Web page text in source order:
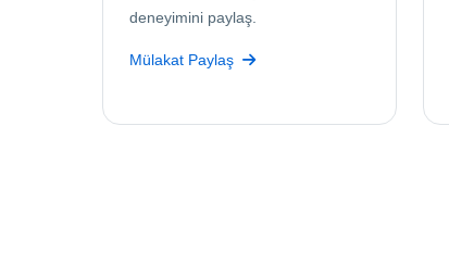
deneyimini paylaş.
Mülakat Paylaş